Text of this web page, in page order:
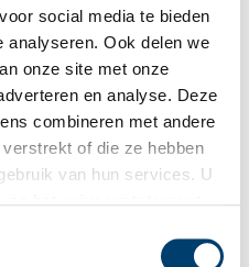
social media te bieden
analyseren. Ook delen we
onze site met onze
en analyse. Deze
combineren met andere
of die ze hebben
van hun services. U
Tuin Aalsmeer
momenteel hun hart
Aalsmeer. In het